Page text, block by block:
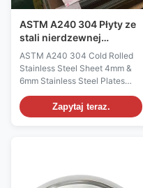
ASTM A240 304 Płyty ze
stali nierdzewnej
walcowanej na zimno 4
mm 6 mm Płyty ze stali
nierdzewnej
ASTM A240 304 Cold Rolled
Stainless Steel Sheet 4mm &
6mm Stainless Steel Plates
Standard: ASTM A240 Grades:
304 (UNS S30400) Thickness:
0.1mm to 200mm Length:
attributes Product Name ASTM
Zapytaj teraz.